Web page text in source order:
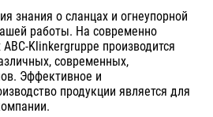
знания о сланцах и огнеупорной
работы. На современно
Klinkergruppe производится
современных,
Эффективное и
продукции является для